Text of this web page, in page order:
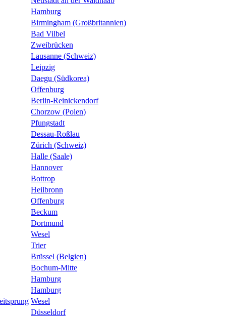
Hamburg
Birmingham (Großbritannien)
Bad Vilbel
Zweibrücken
Lausanne (Schweiz)
Leipzig
Daegu (Südkorea)
Offenburg
Berlin-Reinickendorf
Chorzow (Polen)
Pfungstadt
Dessau-Roßlau
Zürich (Schweiz)
Halle (Saale)
Hannover
Bottrop
Heilbronn
Offenburg
Beckum
Dortmund
Wesel
Trier
Brüssel (Belgien)
Bochum-Mitte
Hamburg
Hamburg
Wesel
Düsseldorf